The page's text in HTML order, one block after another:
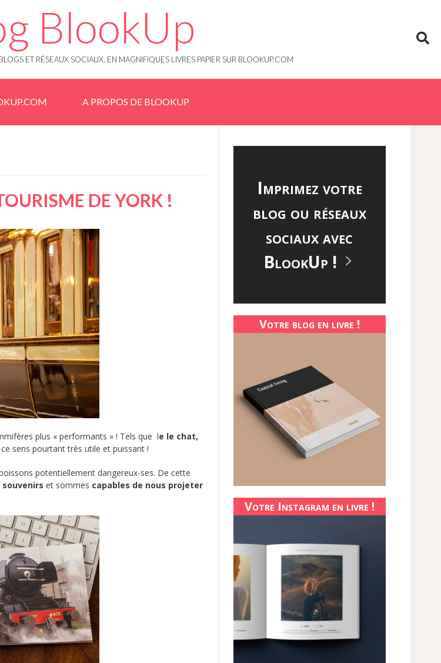
BlookUp
ET RÉSEAUX SOCIAUX, EN MAGNIFIQUES LIVRES PAPIER SUR BLOOKUP.COM
A PROPOS DE BLOOKUP
DE YORK !
plus « performants » ! Tels que le le chat,
sens pourtant très utile et puissant !
potentiellement dangereux-ses. De cette
et sommes capables de nous projeter
Imprimez votre
blog ou réseaux
sociaux avec
BlookUp !
Votre blog en livre !
Votre Instagram en livre !